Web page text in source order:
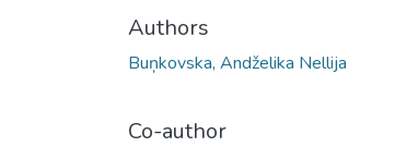
Authors
Buņkovska, Andželika Nellija
Co-author